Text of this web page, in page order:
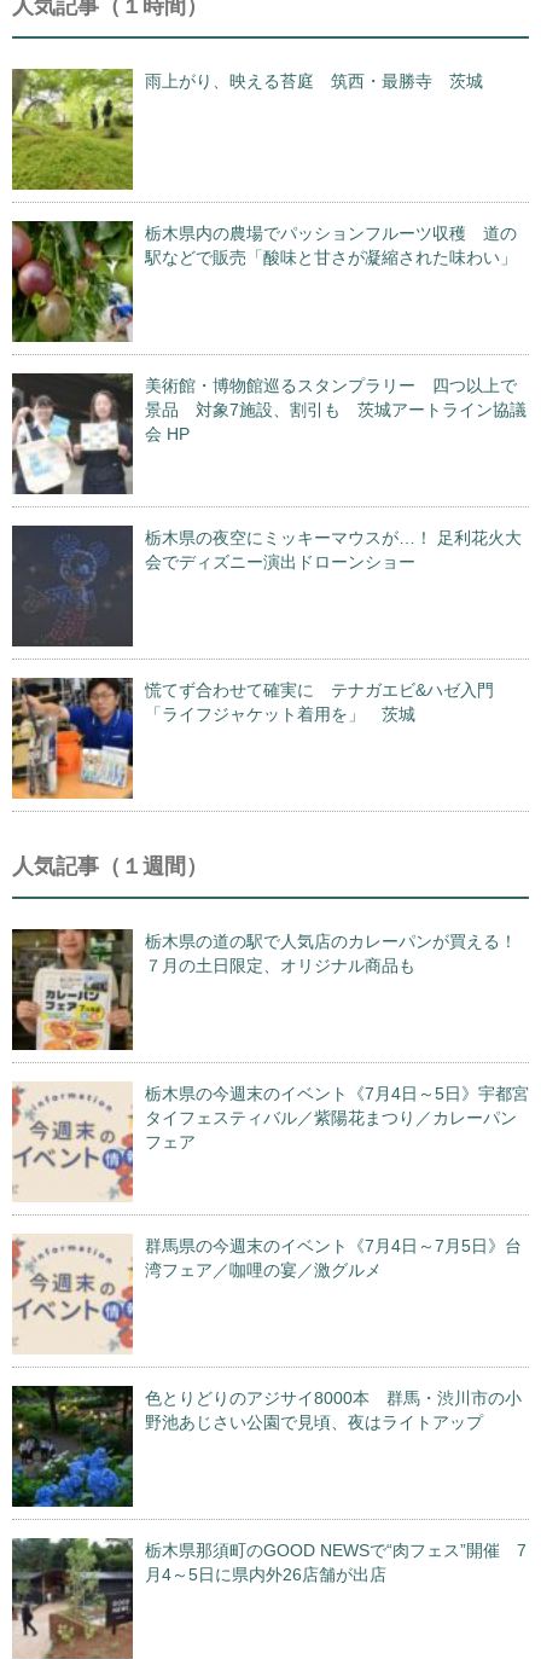
人気記事（１時間）
雨上がり、映える苔庭 筑西・最勝寺 茨城
栃木県内の農場でパッションフルーツ収穫 道の
駅などで販売「酸味と甘さが凝縮された味わい」
美術館・博物館巡るスタンプラリー 四つ以上で
景品 対象7施設、割引も 茨城アートライン協議
会 HP
栃木県の夜空にミッキーマウスが…！ 足利花火大
会でディズニー演出ドローンショー
慌てず合わせて確実に テナガエビ&ハゼ入門
「ライフジャケット着用を」 茨城
人気記事（１週間）
栃木県の道の駅で人気店のカレーパンが買える！
７月の土日限定、オリジナル商品も
栃木県の今週末のイベント《7月4日～5日》宇都宮
タイフェスティバル／紫陽花まつり／カレーパン
フェア
群馬県の今週末のイベント《7月4日～7月5日》台
湾フェア／咖哩の宴／激グルメ
色とりどりのアジサイ8000本 群馬・渋川市の小
野池あじさい公園で見頃、夜はライトアップ
栃木県那須町のGOOD NEWSで“肉フェス”開催 7
月4～5日に県内外26店舗が出店